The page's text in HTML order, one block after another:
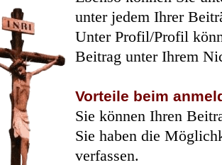
unter jedem Ihrer
Unter Profil/Profil
Beitrag unter Ihrem
Vorteile beim
Sie können Ihren
Sie haben die
verfassen.